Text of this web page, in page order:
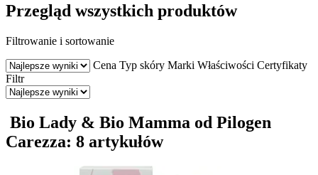
Przegląd wszystkich produktów
Filtrowanie i sortowanie
Cena Typ skóry Marki Właściwości Certyfikaty
Filtr
Bio Lady & Bio Mamma od Pilogen
Carezza: 8 artykułów